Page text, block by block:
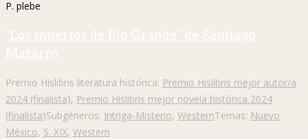
P. plebe
"Los muertos de Río Grande" de Santiago
Mazarro
Premio Hislibris literatura histórica: Premio Hislibris mejor autor/a
2024 (finalista), Premio Hislibris mejor novela histórica 2024
(finalista)Subgéneros: Intriga-Misterio, WesternTemas: Nuevo
México, S. XIX, Western